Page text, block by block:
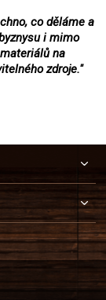
co děláme a
i mimo
na
zdroje."